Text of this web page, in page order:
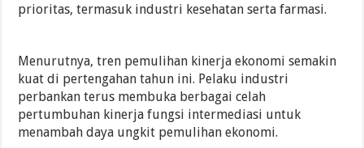
prioritas, termasuk industri kesehatan serta farmasi.
Menurutnya, tren pemulihan kinerja ekonomi semakin
kuat di pertengahan tahun ini. Pelaku industri
perbankan terus membuka berbagai celah
pertumbuhan kinerja fungsi intermediasi untuk
menambah daya ungkit pemulihan ekonomi.